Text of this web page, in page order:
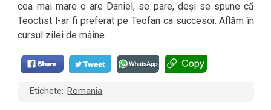
cea mai mare o are Daniel, se pare, deşi se spune că
Teoctist l-ar fi preferat pe Teofan ca succesor. Aflăm în
cursul zilei de mâine.
Etichete: Romania